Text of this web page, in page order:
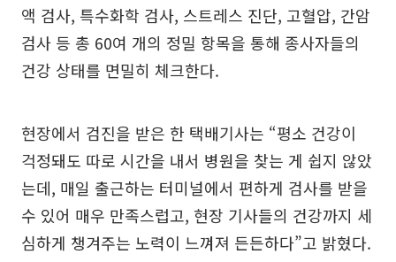
액 검사, 특수화학 검사, 스트레스 진단, 고혈압, 간암
검사 등 총 60여 개의 정밀 항목을 통해 종사자들의
건강 상태를 면밀히 체크한다.
현장에서 검진을 받은 한 택배기사는 “평소 건강이
걱정돼도 따로 시간을 내서 병원을 찾는 게 쉽지 않았
는데, 매일 출근하는 터미널에서 편하게 검사를 받을
수 있어 매우 만족스럽고, 현장 기사들의 건강까지 세
심하게 챙겨주는 노력이 느껴져 든든하다”고 밝혔다.